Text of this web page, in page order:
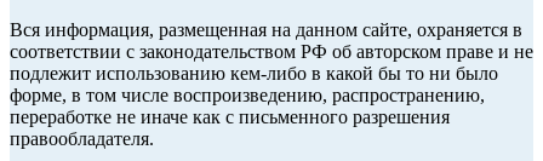
Вся информация, размещенная на данном сайте, охраняется в
соответствии с законодательством РФ об авторском праве и не
подлежит использованию кем-либо в какой бы то ни было
форме, в том числе воспроизведению, распространению,
переработке не иначе как с письменного разрешения
правообладателя.